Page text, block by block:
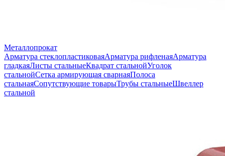
Металлопрокат
Арматура стеклопластиковаяАрматура рифленаяАрматура
гладкаяЛисты стальныеКвадрат стальнойУголок
стальнойСетка армирующая сварнаяПолоса
стальнаяСопутствующие товарыТрубы стальныеШвеллер
стальной